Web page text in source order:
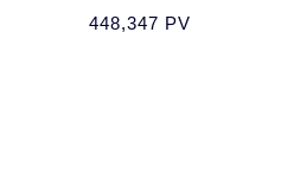
448,347 PV